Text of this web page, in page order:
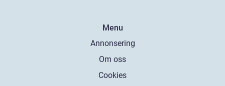
Menu
Annonsering
Om oss
Cookies